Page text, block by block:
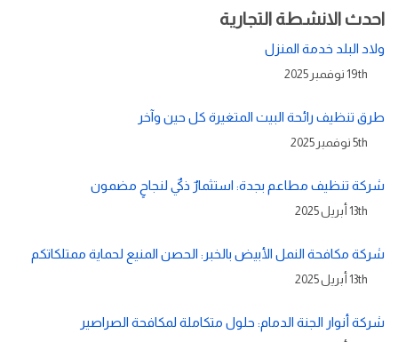
احدث الانشطة التجارية
ولاد البلد خدمة المنزل
19th نوفمبر 2025
طرق تنظيف رائحة البيت المتغيرة كل حين وآخر
5th نوفمبر 2025
شركة تنظيف مطاعم بجدة: استثمارٌ ذكيٌ لنجاحٍ مضمون
13th أبريل 2025
شركة مكافحة النمل الأبيض بالخبر: الحصن المنيع لحماية ممتلكاتكم
13th أبريل 2025
شركة أنوار الجنة الدمام: حلول متكاملة لمكافحة الصراصير